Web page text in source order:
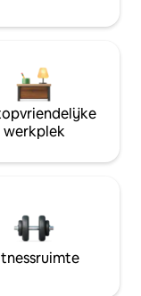
werkplek